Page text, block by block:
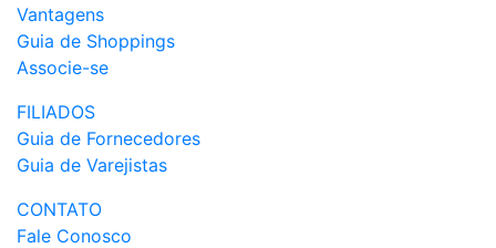
Vantagens
Guia de Shoppings
Associe-se
FILIADOS
Guia de Fornecedores
Guia de Varejistas
CONTATO
Fale Conosco